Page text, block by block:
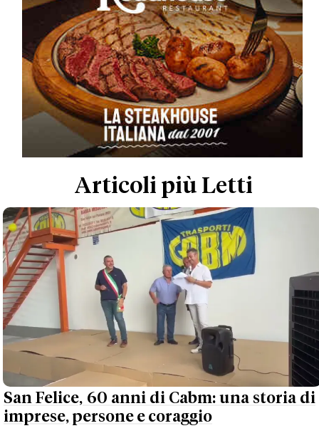
Articoli più Letti
San Felice, 60 anni di Cabm: una storia di
imprese, persone e coraggio